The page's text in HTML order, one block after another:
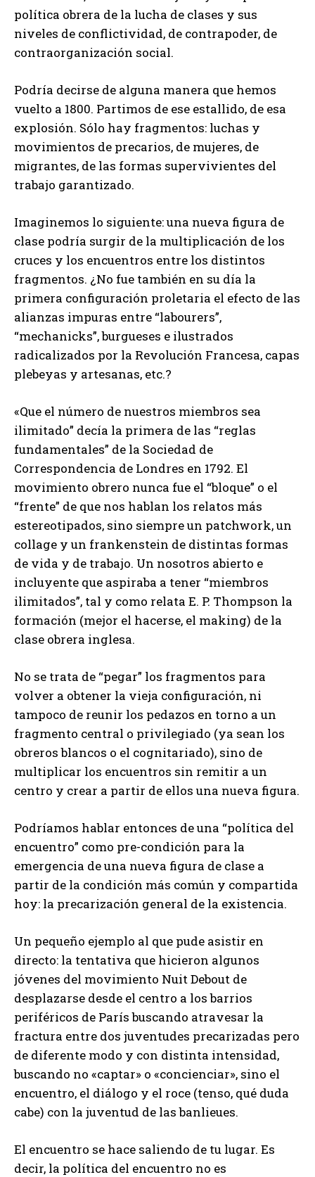
política obrera de la lucha de clases y sus
niveles de conflictividad, de contrapoder, de
contraorganización social.
Podría decirse de alguna manera que hemos
vuelto a 1800. Partimos de ese estallido, de esa
explosión. Sólo hay fragmentos: luchas y
movimientos de precarios, de mujeres, de
migrantes, de las formas supervivientes del
trabajo garantizado.
Imaginemos lo siguiente: una nueva figura de
clase podría surgir de la multiplicación de los
cruces y los encuentros entre los distintos
fragmentos. ¿No fue también en su día la
primera configuración proletaria el efecto de las
alianzas impuras entre “labourers”,
“mechanicks”, burgueses e ilustrados
radicalizados por la Revolución Francesa, capas
plebeyas y artesanas, etc.?
«Que el número de nuestros miembros sea
ilimitado” decía la primera de las “reglas
fundamentales” de la Sociedad de
Correspondencia de Londres en 1792. El
movimiento obrero nunca fue el “bloque” o el
“frente” de que nos hablan los relatos más
estereotipados, sino siempre un patchwork, un
collage y un frankenstein de distintas formas
de vida y de trabajo. Un nosotros abierto e
incluyente que aspiraba a tener “miembros
ilimitados”, tal y como relata E. P. Thompson la
formación (mejor el hacerse, el making) de la
clase obrera inglesa.
No se trata de “pegar” los fragmentos para
volver a obtener la vieja configuración, ni
tampoco de reunir los pedazos en torno a un
fragmento central o privilegiado (ya sean los
obreros blancos o el cognitariado), sino de
multiplicar los encuentros sin remitir a un
centro y crear a partir de ellos una nueva figura.
Podríamos hablar entonces de una “política del
encuentro” como pre-condición para la
emergencia de una nueva figura de clase a
partir de la condición más común y compartida
hoy: la precarización general de la existencia.
Un pequeño ejemplo al que pude asistir en
directo: la tentativa que hicieron algunos
jóvenes del movimiento Nuit Debout de
desplazarse desde el centro a los barrios
periféricos de París buscando atravesar la
fractura entre dos juventudes precarizadas pero
de diferente modo y con distinta intensidad,
buscando no «captar» o «concienciar», sino el
encuentro, el diálogo y el roce (tenso, qué duda
cabe) con la juventud de las banlieues.
El encuentro se hace saliendo de tu lugar. Es
decir, la política del encuentro no es